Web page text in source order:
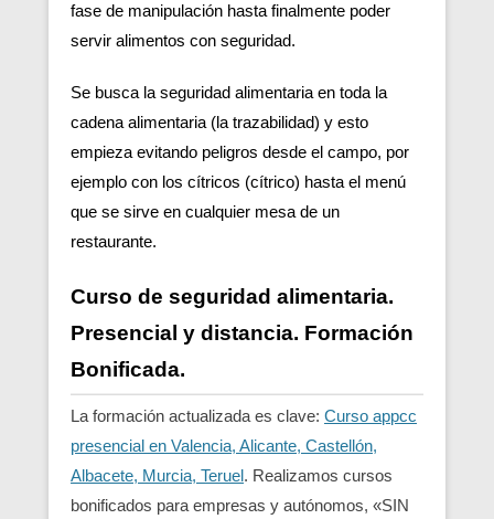
fase de manipulación hasta finalmente poder
servir alimentos con seguridad.
Se busca la seguridad alimentaria en toda la
cadena alimentaria (la trazabilidad) y esto
empieza evitando peligros desde el campo, por
ejemplo con los cítricos (cítrico) hasta el menú
que se sirve en cualquier mesa de un
restaurante.
Curso de seguridad alimentaria.
Presencial y distancia. Formación
Bonificada.
La formación actualizada es clave: Curso appcc
presencial en Valencia, Alicante, Castellón,
Albacete, Murcia, Teruel. Realizamos cursos
bonificados para empresas y autónomos, «SIN